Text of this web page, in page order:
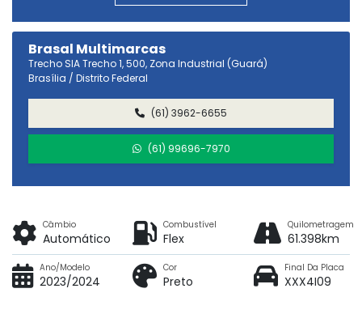
Brasal Multimarcas
Trecho SIA Trecho 1, 500, Zona Industrial (Guará)
Brasília / Distrito Federal
(61) 3962-6655
(61) 99696-7970
Câmbio
Automático
Combustível
Flex
Quilometragem
61.398km
Ano/Modelo
2023/2024
Cor
Preto
Final Da Placa
XXX4I09